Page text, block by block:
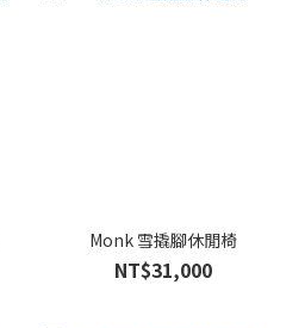
Monk 雪撬腳休閒椅
NT$31,000